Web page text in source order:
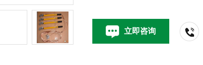
立即咨询